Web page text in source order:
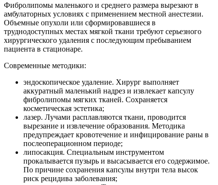
Фибролипомы маленького и среднего размера вырезают в
амбулаторных условиях с применением местной анестезии.
Объемные опухоли или сформировавшиеся в
труднодоступных местах мягкой ткани требуют серьезного
хирургического удаления с последующим пребыванием
пациента в стационаре.
Современные методики:
эндоскопическое удаление. Хирург выполняет
аккуратный маленький надрез и извлекает капсулу
фибролипомы мягких тканей. Сохраняется
косметическая эстетика;
лазер. Лучами расплавляются ткани, проводится
вырезание и извлечение образования. Методика
предупреждает кровотечение и инфицирование раны в
послеоперационном периоде;
липосакция. Специальным инструментом
прокалывается пузырь и высасывается его содержимое.
По причине сохранения капсулы внутри тела высок
риск рецидива заболевания;